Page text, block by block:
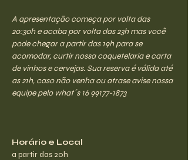
A apresentação começa por volta das
20:30h e acaba por volta das 23h mas você
pode chegar a partir das 19h para se
acomodar, curtir nossa coquetelaria e carta
de vinhos e cervejas. Sua reserva é válida até
as 21h, caso não venha ou atrase avise nossa
equipe pelo what´s 16 99177-1873
Horário e Local
a partir das 20h